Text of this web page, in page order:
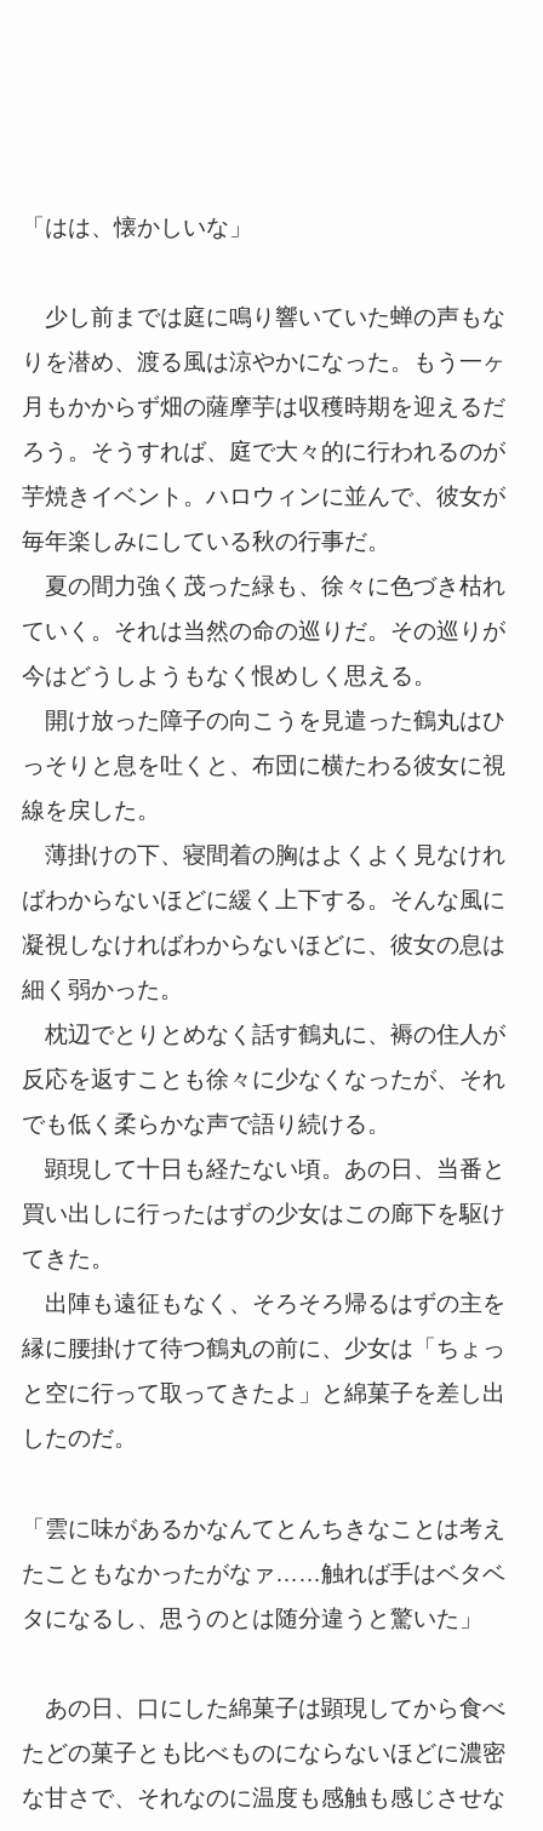
「はは、懐かしいな」
少し前までは庭に鳴り響いていた蝉の声もな
りを潜め、渡る風は涼やかになった。もう一ヶ
月もかからず畑の薩摩芋は収穫時期を迎えるだ
ろう。そうすれば、庭で大々的に行われるのが
芋焼きイベント。ハロウィンに並んで、彼女が
毎年楽しみにしている秋の行事だ。
夏の間力強く茂った緑も、徐々に色づき枯れ
ていく。それは当然の命の巡りだ。その巡りが
今はどうしようもなく恨めしく思える。
開け放った障子の向こうを見遣った鶴丸はひ
っそりと息を吐くと、布団に横たわる彼女に視
線を戻した。
薄掛けの下、寝間着の胸はよくよく見なけれ
ばわからないほどに緩く上下する。そんな風に
凝視しなければわからないほどに、彼女の息は
細く弱かった。
枕辺でとりとめなく話す鶴丸に、褥の住人が
反応を返すことも徐々に少なくなったが、それ
でも低く柔らかな声で語り続ける。
顕現して十日も経たない頃。あの日、当番と
買い出しに行ったはずの少女はこの廊下を駆け
てきた。
出陣も遠征もなく、そろそろ帰るはずの主を
縁に腰掛けて待つ鶴丸の前に、少女は「ちょっ
と空に行って取ってきたよ」と綿菓子を差し出
したのだ。
「雲に味があるかなんてとんちきなことは考え
たこともなかったがなァ……触れば手はベタベ
タになるし、思うのとは随分違うと驚いた」
あの日、口にした綿菓子は顕現してから食べ
たどの菓子とも比べものにならないほどに濃密
な甘さで、それなのに温度も感触も感じさせな